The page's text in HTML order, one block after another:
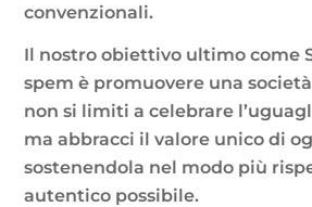
convenzionali.
Il nostro obiettivo ultimo come
spem è promuovere una
non si limiti a celebrare
ma abbracci il valore unico di
sostenendola nel modo più
autentico possibile.